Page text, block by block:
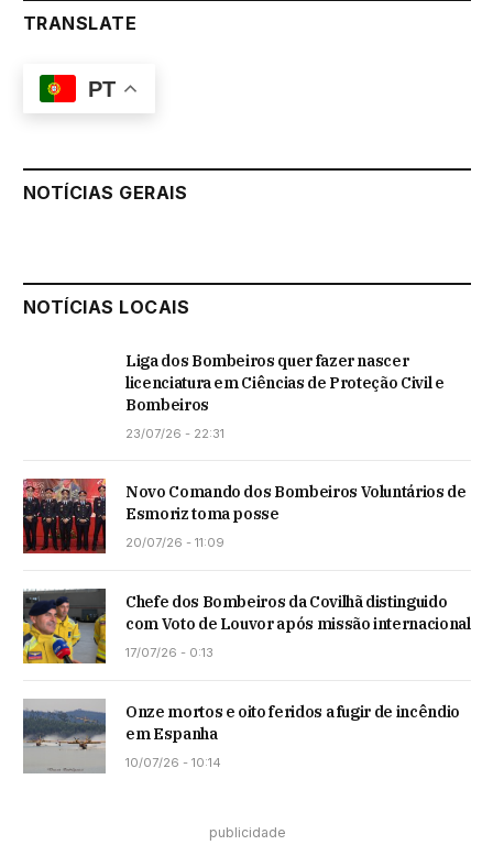
TRANSLATE
PT
NOTÍCIAS GERAIS
NOTÍCIAS LOCAIS
Liga dos Bombeiros quer fazer nascer
licenciatura em Ciências de Proteção Civil e
Bombeiros
23/07/26 - 22:31
Novo Comando dos Bombeiros Voluntários de
Esmoriz toma posse
20/07/26 - 11:09
Chefe dos Bombeiros da Covilhã distinguido
com Voto de Louvor após missão internacional
17/07/26 - 0:13
Onze mortos e oito feridos a fugir de incêndio
em Espanha
10/07/26 - 10:14
publicidade